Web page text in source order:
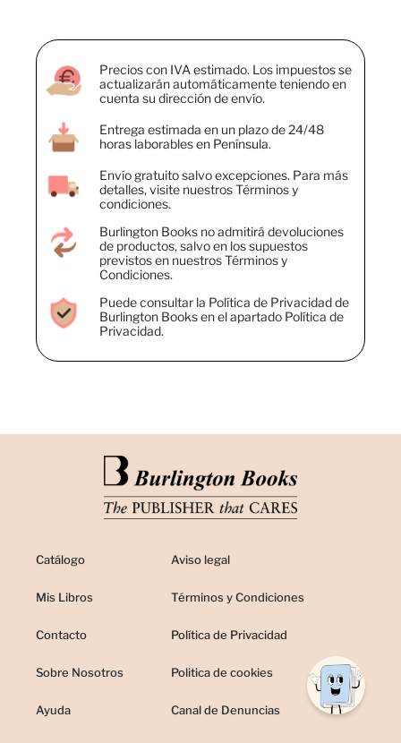
Precios con IVA estimado. Los impuestos se
actualizarán automáticamente teniendo en
cuenta su dirección de envío.
Entrega estimada en un plazo de 24/48
horas laborables en Península.
Envío gratuito salvo excepciones. Para más
detalles, visite nuestros Términos y
condiciones.
Burlington Books no admitirá devoluciones
de productos, salvo en los supuestos
previstos en nuestros Términos y
Condiciones.
Puede consultar la Política de Privacidad de
Burlington Books en el apartado Política de
Privacidad.
Catálogo
Mis Libros
Contacto
Sobre Nosotros
Ayuda
Aviso legal
Términos y Condiciones
Política de Privacidad
Politica de cookies
Canal de Denuncias